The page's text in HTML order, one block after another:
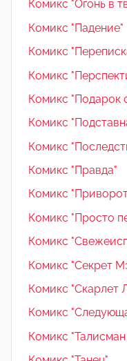
Комикс "Огонь в
Комикс "Падение"
Комикс
Комикс
Комикс "Подарок
Комикс
Комикс
Комикс "Правда"
Комикс
Комикс "Просто
Комикс
Комикс "Секрет
Комикс "Скарлет
Комикс
Комикс